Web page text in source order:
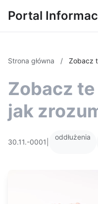
Portal
Strona główna / Zobacz
Zobacz
jak
30.11.-0001
oddłużenia